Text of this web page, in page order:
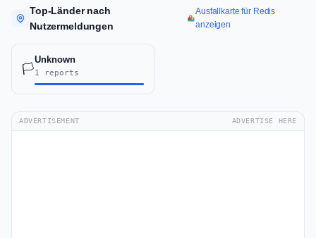
Top-Länder nach
Nutzermeldungen
Ausfallkarte für Redis
anzeigen
🏳️
Unknown
1 reports
ADVERTISEMENT ADVERTISE HERE